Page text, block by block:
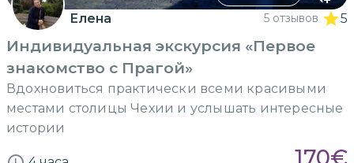
Елена 5 отзывов 5
Индивидуальная экскурсия «Первое
знакомство с Прагой»
Вдохновиться практически всеми красивыми
местами столицы Чехии и услышать интересные
истории
170€